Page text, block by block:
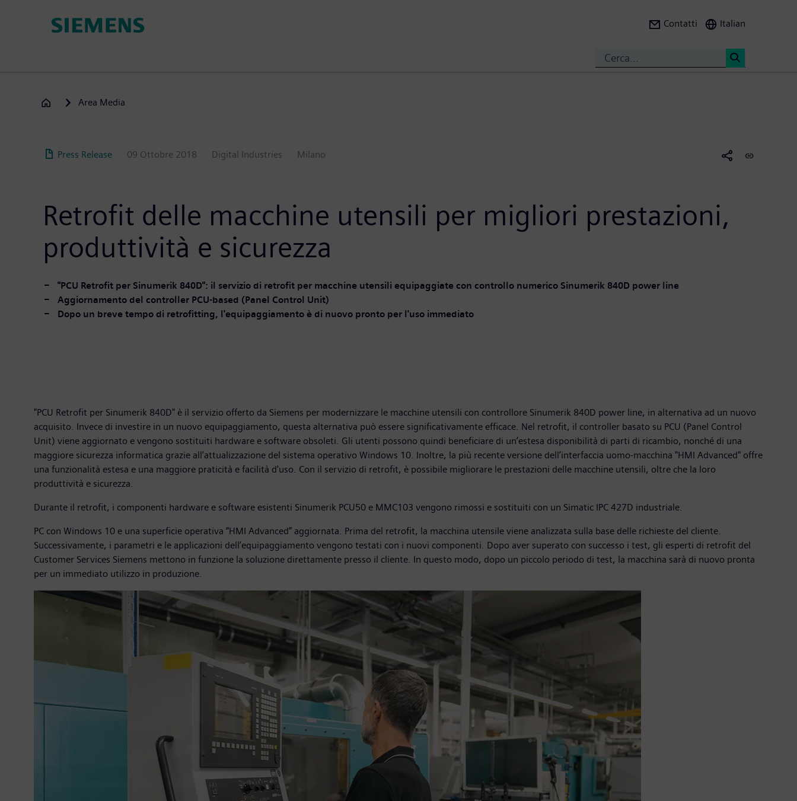
Contatti Italian
Area Media
Press Release 09 Ottobre 2018 Digital Industries Milano
Retrofit delle macchine utensili per migliori prestazioni,
produttività e sicurezza
"PCU Retrofit per Sinumerik 840D": il servizio di retrofit per macchine utensili equipaggiate con controllo numerico Sinumerik 840D power line
Aggiornamento del controller PCU-based (Panel Control Unit)
Dopo un breve tempo di retrofitting, l'equipaggiamento è di nuovo pronto per l'uso immediato
"PCU Retrofit per Sinumerik 840D" è il servizio offerto da Siemens per modernizzare le macchine utensili con controllore Sinumerik 840D power line, in alternativa ad un nuovo
acquisito. Invece di investire in un nuovo equipaggiamento, questa alternativa può essere significativamente efficace. Nel retrofit, il controller basato su PCU (Panel Control
Unit) viene aggiornato e vengono sostituiti hardware e software obsoleti. Gli utenti possono quindi beneficiare di un’estesa disponibilità di parti di ricambio, nonché di una
maggiore sicurezza informatica grazie all’attualizzazione del sistema operativo Windows 10. Inoltre, la più recente versione dell’interfaccia uomo-macchina "HMI Advanced" offre
una funzionalità estesa e una maggiore praticità e facilità d'uso. Con il servizio di retrofit, è possibile migliorare le prestazioni delle macchine utensili, oltre che la loro
produttività e sicurezza.
Durante il retrofit, i componenti hardware e software esistenti Sinumerik PCU50 e MMC103 vengono rimossi e sostituiti con un Simatic IPC 427D industriale.
PC con Windows 10 e una superficie operativa “HMI Advanced” aggiornata. Prima del retrofit, la macchina utensile viene analizzata sulla base delle richieste del cliente.
Successivamente, i parametri e le applicazioni dell’equipaggiamento vengono testati con i nuovi componenti. Dopo aver superato con successo i test, gli esperti di retrofit del
Customer Services Siemens mettono in funzione la soluzione direttamente presso il cliente. In questo modo, dopo un piccolo periodo di test, la macchina sarà di nuovo pronta
per un immediato utilizzo in produzione.